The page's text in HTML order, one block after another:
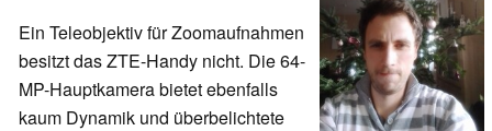
Ein Teleobjektiv für Zoomaufnahmen
besitzt das ZTE-Handy nicht. Die 64-
MP-Hauptkamera bietet ebenfalls
kaum Dynamik und überbelichtete